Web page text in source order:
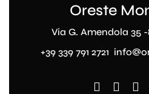
Oreste
Via G. Amendola 35
+39 339 791 2721